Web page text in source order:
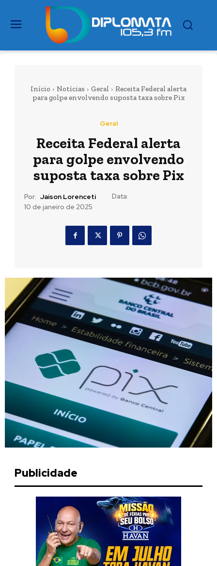
Início Notícias Geral
Receita Federal alerta
para golpe envolvendo suposta taxa sobre Pix
Geral
Receita Federal alerta
para golpe envolvendo
suposta taxa sobre Pix
Por: Jaison Lorenceti
Data:
10 de janeiro de 2025
Publicidade